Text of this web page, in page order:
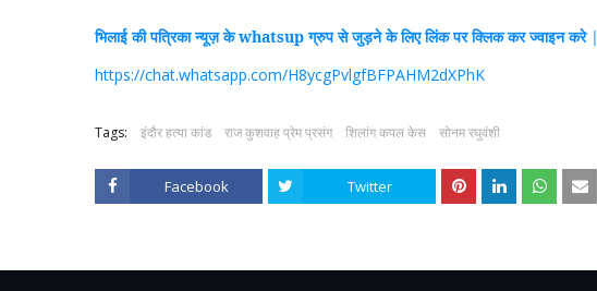
भिलाई की पत्रिका न्यूज़ केwhatsupग्रुप से जुड़ने के लिए लिंक पर क्लिक कर ज्वाइन करे|
https://chat.whatsapp.com/H8ycgPvlgfBFPAHM2dXPhK
Tags: इंदौर हत्या कांड राज कुशवाह प्रेम प्रसंग शिलांग कपल केस सोनम रघुवंशी
Facebook Twitter